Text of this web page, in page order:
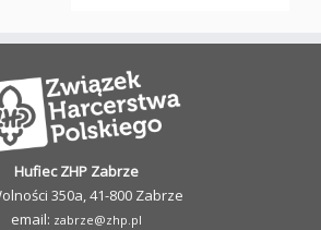
Hufiec ZHP Zabrze
350a, 41-800 Zabrze
email: zabrze@zhp.pl